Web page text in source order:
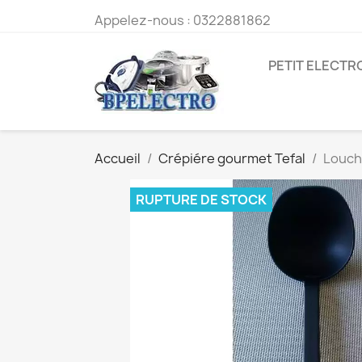
Appelez-nous : 0322881862
PETIT
Accueil Crépiére gourmet Tefal
RUPTURE DE STOCK